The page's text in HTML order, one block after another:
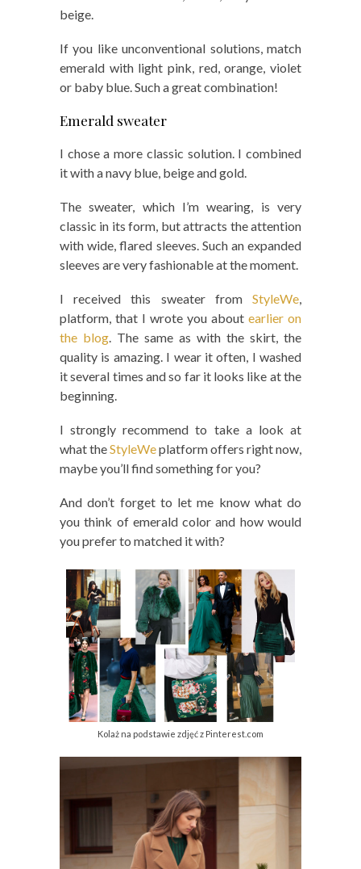
beige.
If you like unconventional solutions, match
emerald with light pink, red, orange, violet
or baby blue. Such a great combination!
Emerald sweater
I chose a more classic solution. I combined
it with a navy blue, beige and gold.
The sweater, which I’m wearing, is very
classic in its form, but attracts the attention
with wide, flared sleeves. Such an expanded
sleeves are very fashionable at the moment.
I received this sweater from StyleWe,
platform, that I wrote you about earlier on
the blog. The same as with the skirt, the
quality is amazing. I wear it often, I washed
it several times and so far it looks like at the
beginning.
I strongly recommend to take a look at
what theStyleWeplatform offers right now,
maybe you’ll find something for you?
And don’t forget to let me know what do
you think of emerald color and how would
you prefer to matched it with?
Kolaż na podstawie zdjęć z Pinterest.com